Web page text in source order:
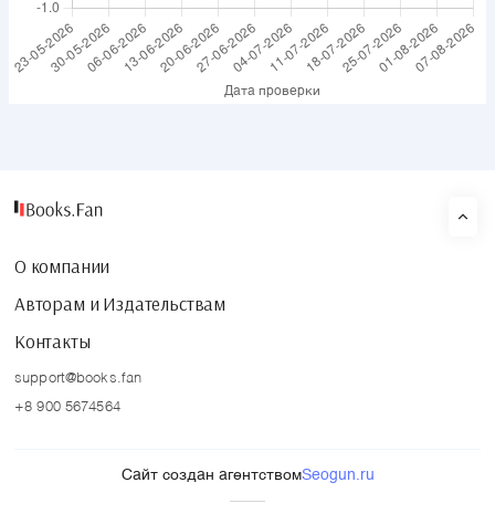
О компании
Авторам и Издательствам
Контакты
support@books.fan
+8 900 5674564
Сайт создан агентствомSeogun.ru